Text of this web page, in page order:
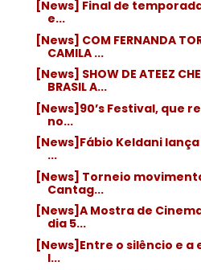
[News] Final de
e...
[News] COM FERNANDA
CAMILA ...
[News] SHOW DE ATEEZ
BRASIL A...
[News]90’s Festival, que
no...
[News]Fábio Keldani lança
...
[News] Torneio
Cantag...
[News]A Mostra de
dia 5...
[News]Entre o silêncio e
l...